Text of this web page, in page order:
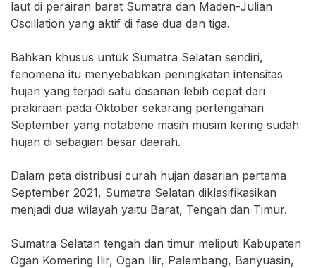
laut di perairan barat Sumatra dan Maden-Julian
Oscillation yang aktif di fase dua dan tiga.
Bahkan khusus untuk Sumatra Selatan sendiri,
fenomena itu menyebabkan peningkatan intensitas
hujan yang terjadi satu dasarian lebih cepat dari
prakiraan pada Oktober sekarang pertengahan
September yang notabene masih musim kering sudah
hujan di sebagian besar daerah.
Dalam peta distribusi curah hujan dasarian pertama
September 2021, Sumatra Selatan diklasifikasikan
menjadi dua wilayah yaitu Barat, Tengah dan Timur.
Sumatra Selatan tengah dan timur meliputi Kabupaten
Ogan Komering Ilir, Ogan Ilir, Palembang, Banyuasin,